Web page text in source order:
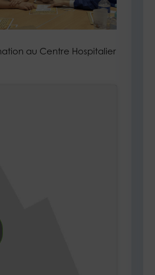
au Centre Hospitalier